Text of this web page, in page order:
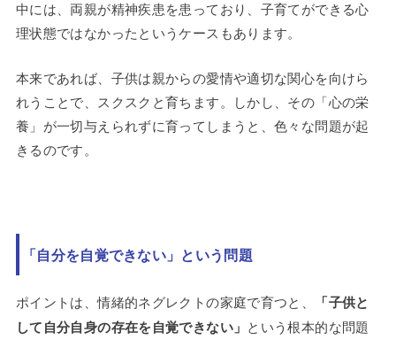
中には、両親が精神疾患を患っており、子育てができる心
理状態ではなかったというケースもあります。
本来であれば、子供は親からの愛情や適切な関心を向けら
れうことで、スクスクと育ちます。しかし、その「心の栄
養」が一切与えられずに育ってしまうと、色々な問題が起
きるのです。
「自分を自覚できない」という問題
ポイントは、情緒的ネグレクトの家庭で育つと、
「子供と
して自分自身の存在を自覚できない」 という根本的な問題